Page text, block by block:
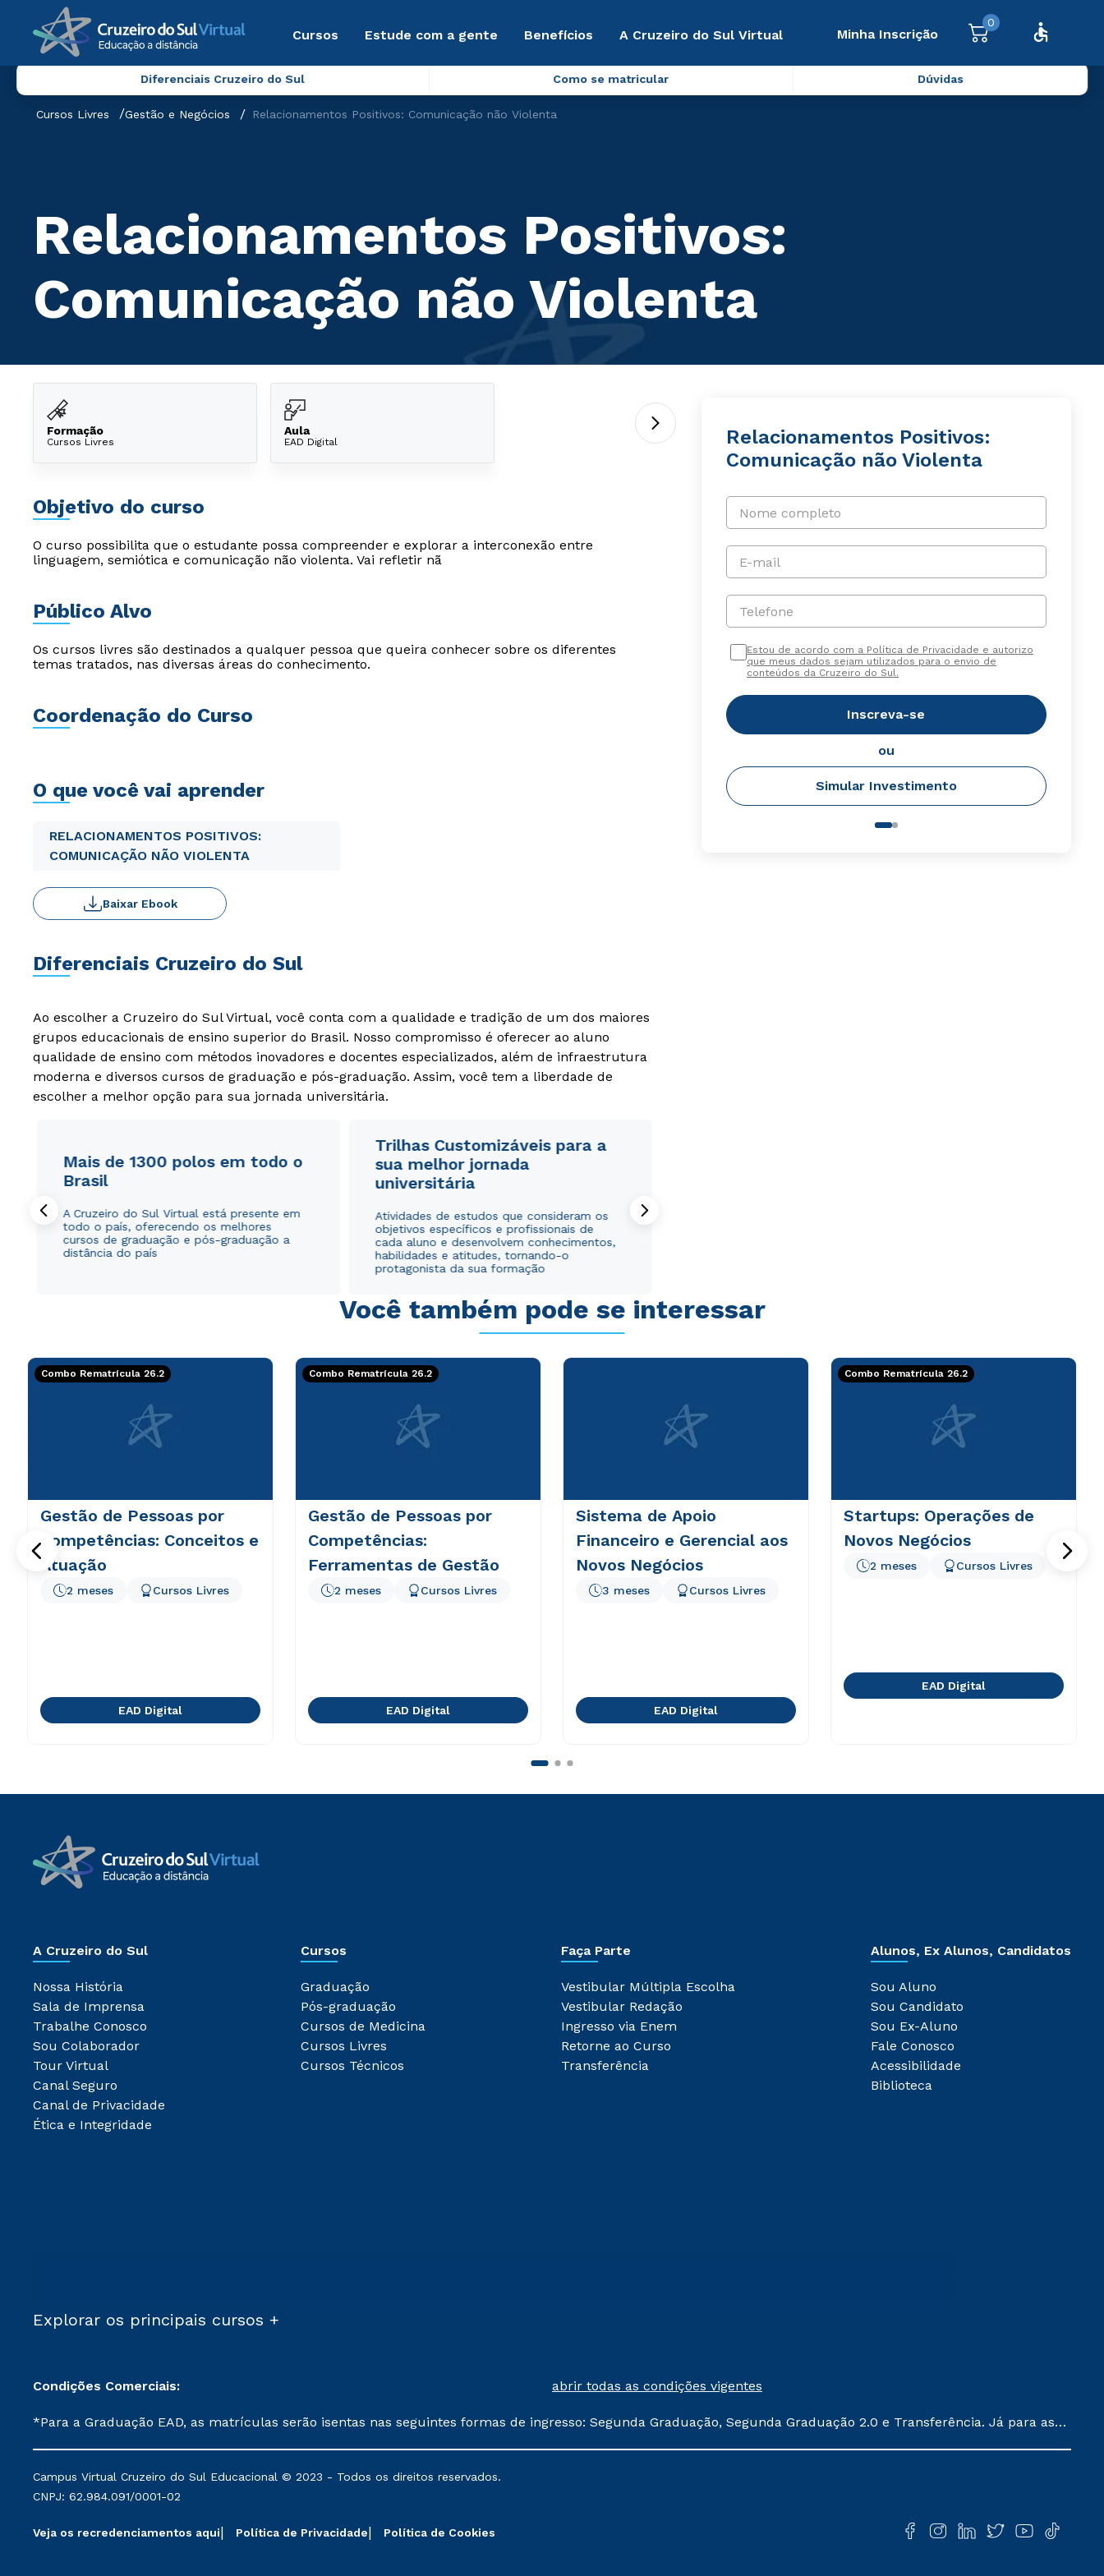
Cursos Estude com a gente Benefícios A Cruzeiro do Sul Virtual Minha Inscrição
0
Diferenciais Cruzeiro do Sul Como se matricular Dúvidas
Cursos Livres Gestão e Negócios Relacionamentos Positivos: Comunicação não Violenta
Relacionamentos Positivos:
Comunicação não Violenta
Formação
Cursos Livres
Aula
EAD Digital
Objetivo do curso
O curso possibilita que o estudante possa compreender e explorar a interconexão entre
linguagem, semiótica e comunicação não violenta. Vai refletir nã
Público Alvo
Os cursos livres são destinados a qualquer pessoa que queira conhecer sobre os diferentes
temas tratados, nas diversas áreas do conhecimento.
Coordenação do Curso
O que você vai aprender
RELACIONAMENTOS POSITIVOS:
COMUNICAÇÃO NÃO VIOLENTA
Baixar Ebook
Diferenciais Cruzeiro do Sul
Ao escolher a Cruzeiro do Sul Virtual, você conta com a qualidade e tradição de um dos maiores
grupos educacionais de ensino superior do Brasil. Nosso compromisso é oferecer ao aluno
qualidade de ensino com métodos inovadores e docentes especializados, além de infraestrutura
moderna e diversos cursos de graduação e pós-graduação. Assim, você tem a liberdade de
escolher a melhor opção para sua jornada universitária.
Mais de 1300 polos em todo o
Brasil
A Cruzeiro do Sul Virtual está presente em
todo o país, oferecendo os melhores
cursos de graduação e pós-graduação a
distância do país
Trilhas Customizáveis para a
sua melhor jornada
universitária
Atividades de estudos que consideram os
objetivos específicos e profissionais de
cada aluno e desenvolvem conhecimentos,
habilidades e atitudes, tornando-o
protagonista da sua formação
Relacionamentos Positivos:
Comunicação não Violenta
Nome completo
E-mail
Telefone
Estou de acordo com a Política de Privacidade e autorizo
que meus dados sejam utilizados para o envio de
conteúdos da Cruzeiro do Sul.
Inscreva-se
ou
Simular Investimento
Você também pode se interessar
Combo Rematrícula 26.2
Gestão de Pessoas por
Competências: Conceitos e
Atuação
2 meses Cursos Livres
EAD Digital
Combo Rematrícula 26.2
Gestão de Pessoas por
Competências:
Ferramentas de Gestão
2 meses Cursos Livres
EAD Digital
Sistema de Apoio
Financeiro e Gerencial aos
Novos Negócios
3 meses Cursos Livres
EAD Digital
Combo Rematrícula 26.2
Startups: Operações de
Novos Negócios
2 meses Cursos Livres
EAD Digital
A Cruzeiro do Sul
Nossa História
Sala de Imprensa
Trabalhe Conosco
Sou Colaborador
Tour Virtual
Canal Seguro
Canal de Privacidade
Ética e Integridade
Cursos
Graduação
Pós-graduação
Cursos de Medicina
Cursos Livres
Cursos Técnicos
Faça Parte
Vestibular Múltipla Escolha
Vestibular Redação
Ingresso via Enem
Retorne ao Curso
Transferência
Alunos, Ex Alunos, Candidatos
Sou Aluno
Sou Candidato
Sou Ex-Aluno
Fale Conosco
Acessibilidade
Biblioteca
Explorar os principais cursos +
Condições Comerciais: abrir todas as condições vigentes
*Para a Graduação EAD, as matrículas serão isentas nas seguintes formas de ingresso: Segunda Graduação, Segunda Graduação 2.0 e Transferência. Já para as
mantidos conforme negociação. Descontos institucionais poderão sofrer alterações nos períodos de rematrícula conforme exposto no contrato de prestação de
serviços.
Campus Virtual Cruzeiro do Sul Educacional © 2023 - Todos os direitos reservados.
CNPJ: 62.984.091/0001-02
Veja os recredenciamentos aqui Política de Privacidade Política de Cookies
WhatsApp
ou
Estou de acordo com a
autorizo que meus dados sejam utilizados para o
WhatsApp
ou
Estou de acordo com a
autorizo que meus dados sejam utilizados para o